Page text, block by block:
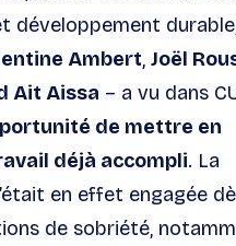
développement
Ambert, Joël
Ait Aissa – a vu dans
de mettre en
déjà accompli. La
en effet engagée
de sobriété,